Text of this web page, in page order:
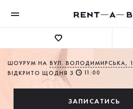
ШОУРУМ НА ВУЛ. ВОЛОДИМИРСЬКА,
ВІДКРИТО ЩОДНЯ З
11:00
ЗАПИСАТИСЬ